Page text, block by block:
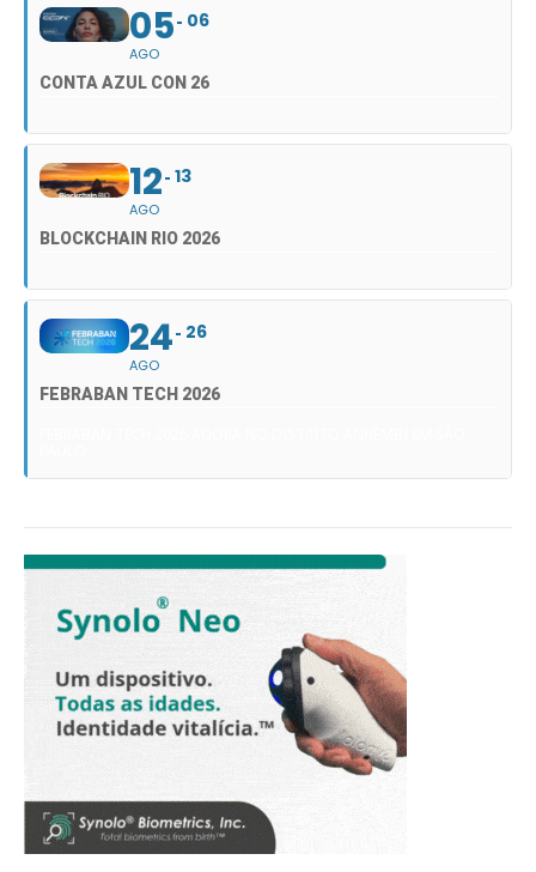
05
AGO
06
CONTA AZUL CON 26
12
AGO
13
BLOCKCHAIN RIO 2026
24
AGO
26
FEBRABAN TECH 2026